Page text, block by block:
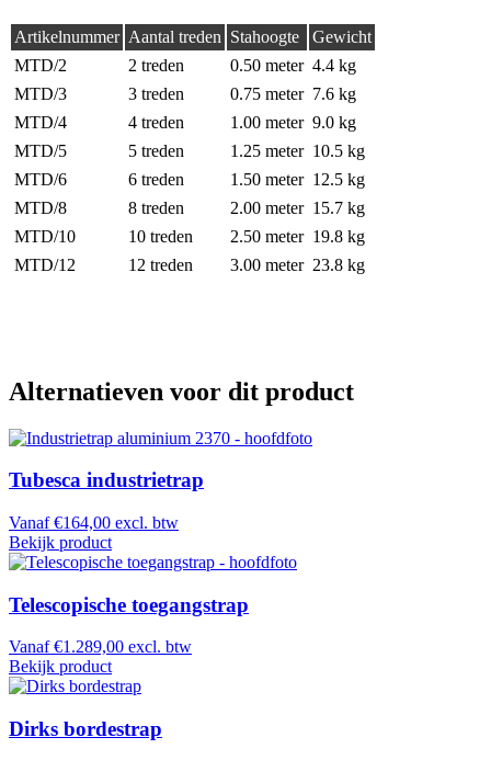
Artikelnummer Aantal treden Stahoogte
Gewicht
MTD/2
2 treden 0.50 meter 4.4 kg
MTD/3
3 treden 0.75 meter 7.6 kg
MTD/4
4 treden 1.00 meter 9.0 kg
MTD/5
5 treden 1.25 meter 10.5 kg
MTD/6
6 treden 1.50 meter 12.5 kg
MTD/8
8 treden 2.00 meter 15.7 kg
MTD/10
10 treden 2.50 meter 19.8 kg
MTD/12
12 treden 3.00 meter 23.8 kg
Alternatieven voor dit product
Tubesca industrietrap
Vanaf€164,00 excl. btw
Bekijk product
Telescopische toegangstrap
Vanaf€1.289,00 excl. btw
Bekijk product
Dirks bordestrap